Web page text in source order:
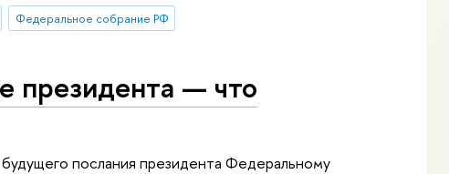
Федеральное собрание РФ
президента — что
послания президента Федеральному